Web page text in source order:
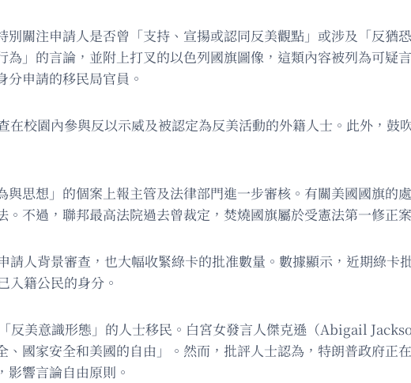
關注申請人是否曾「支持、宣揚或認同反美觀點」或涉及「反猶
」的言論，並附上打叉的以色列國旗圖像，這類內容被列為可疑
申請的移民局官員。
校園內參與反以示威及被認定為反美活動的外籍人士。此外，鼓
思想」的個案上報主管及法律部門進一步審核。有關美國國旗的
不過，聯邦最高法院過去曾裁定，焚燒國旗屬於受憲法第一修正
人背景審查，也大幅收緊綠卡的批准數量。數據顯示，近期綠卡
入籍公民的身分。
美意識形態」的人士移民。白宮女發言人傑克遜（Abigail
國家安全和美國的自由」。然而，批評人士認為，特朗普政府正
響言論自由原則。